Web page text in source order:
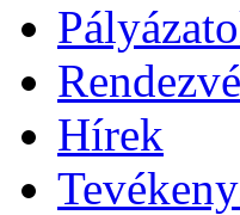
Hírek